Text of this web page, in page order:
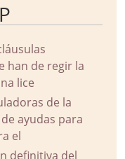
han de regir la
lice
de la
ayudas para
el
definitiva del